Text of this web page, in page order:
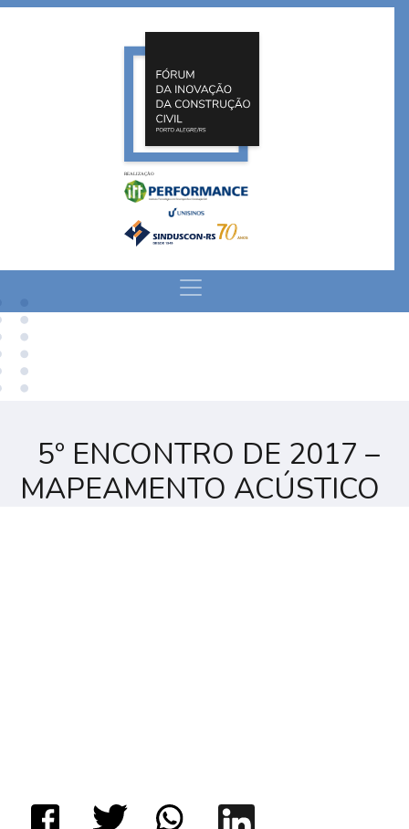
5º ENCONTRO DE 2017 –
MAPEAMENTO ACÚSTICO